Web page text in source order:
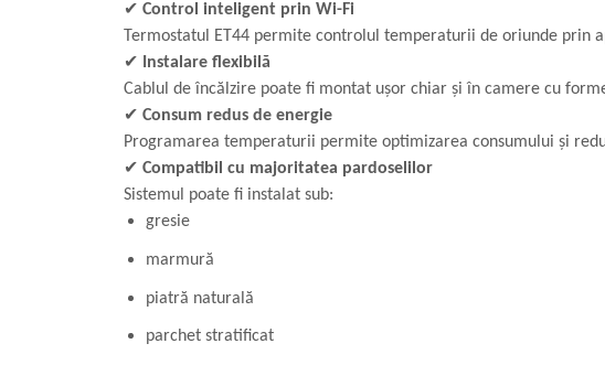
✔ Control inteligent prin Wi-Fi
Termostatul ET44 permite controlul temperaturii de oriunde prin
✔ Instalare flexibilă
Cablul de încălzire poate fi montat ușor chiar și în camere cu
✔ Consum redus de energie
Programarea temperaturii permite optimizarea consumului și
✔ Compatibil cu majoritatea pardoselilor
Sistemul poate fi instalat sub:
gresie
marmură
piatră naturală
parchet stratificat